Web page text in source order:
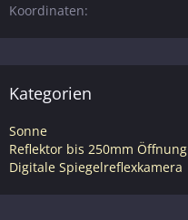
Koordinaten
Kategorien
Sonne
Reflektor bis 250mm Öffnung
Digitale Spiegelreflexkamera